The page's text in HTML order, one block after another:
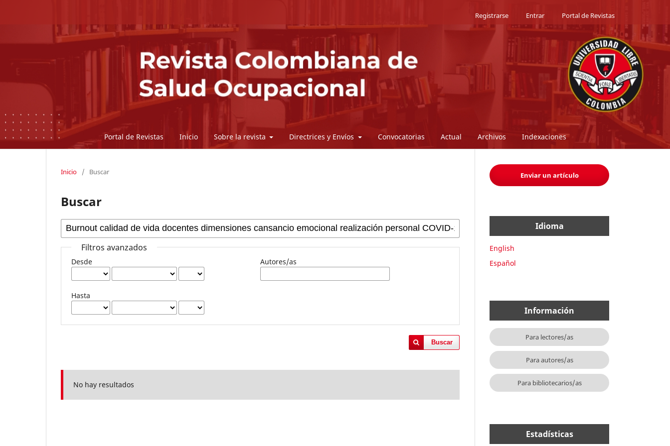
Portal de Revistas Inicio Sobre la revista Directrices y Envíos Convocatorias Actual Archivos Indexaciones
Registrarse Entrar Portal de Revistas
Inicio / Buscar
Buscar
Filtros avanzados
Desde
Hasta
Autores/as
Buscar
No hay resultados
Enviar un artículo
Idioma
English
Español
Información
Para lectores/as
Para autores/as
Para bibliotecarios/as
Estadísticas